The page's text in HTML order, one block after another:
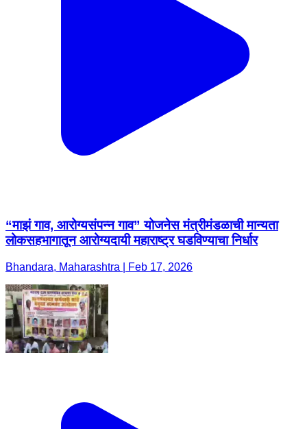
“माझं गाव, आरोग्यसंपन्न गाव” योजनेस मंत्रीमंडळाची मान्यता
लोकसहभागातून आरोग्यदायी महाराष्ट्र घडविण्याचा निर्धार
Bhandara, Maharashtra | Feb 17, 2026